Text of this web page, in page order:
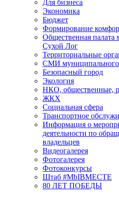
Для бизнеса
Экономика
Бюджет
Формирование
Общественная палата
Сухой Лог
Территориальные
СМИ муниципального
Безопасный город
Экология
НКО, общественные,
ЖКХ
Социальная сфера
Транспортное
Информация о
деятельности по
владельцев
Видеогалерея
Фотогалерея
Фотоконкурсы
Штаб #MbIBMECTE
80 ЛЕТ ПОБЕДЫ